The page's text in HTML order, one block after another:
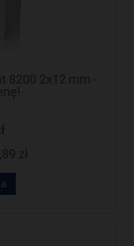
8200 2x12 mm -